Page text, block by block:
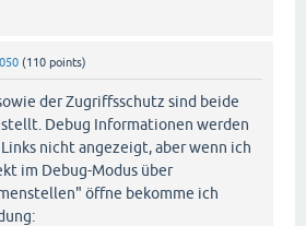
(110 points)
der Zugriffsschutz sind beide
Debug Informationen werden
nicht angezeigt, aber wenn ich
im Debug-Modus über
öffne bekomme ich